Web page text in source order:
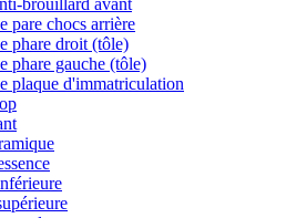
brouillard avant
pare chocs arrière
phare droit (tôle)
phare gauche (tôle)
plaque d'immatriculation